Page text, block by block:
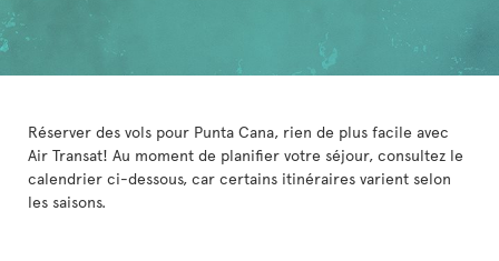
Réserver des vols pour Punta Cana, rien de plus facile avec
Air Transat! Au moment de planifier votre séjour, consultez le
calendrier ci-dessous, car certains itinéraires varient selon
les saisons.